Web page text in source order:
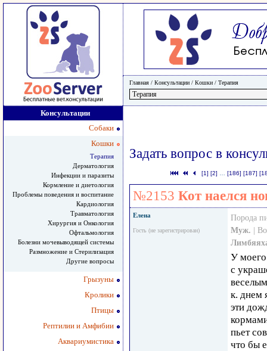
Главная / Консультации / Кошки / Терапия
Консультации
Собаки
Кошки
Терапия
Дерматология
Инфекции и паразиты
Кормление и диетология
Проблемы поведения и воспитание
Кардиология
Травматология
Хирургия и Онкология
Офтальмология
Болезни мочевыводящей системы
Размножение и Стерилизация
Другие вопросы
Грызуны
Кролики
Птицы
Рептилии и Амфибии
Аквариумистика
Задать вопрос в
[1] [2] …[186] [187]
№2153 Кот наелся
Елена
Гость (не зарегистрирован)
Порода
Муж. |
У моего
с
к. днем
эти
пьет
что бы